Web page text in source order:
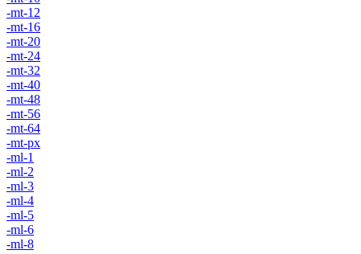
-mt-12
-mt-16
-mt-20
-mt-24
-mt-32
-mt-40
-mt-48
-mt-56
-mt-64
-mt-px
-ml-1
-ml-2
-ml-3
-ml-4
-ml-5
-ml-6
-ml-8